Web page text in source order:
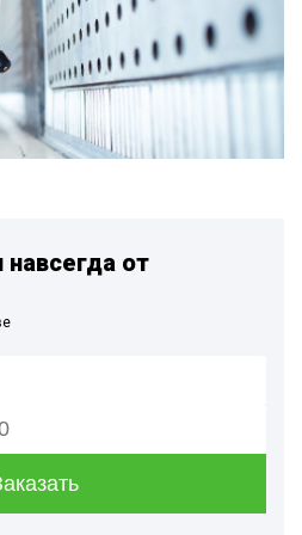
навсегда от